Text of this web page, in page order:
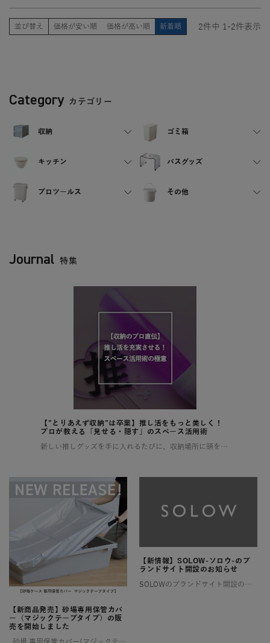
並び替え 価格が安い順 価格が高い順 新着順 2件中 1 -2件表示
Category カテゴリー
収納 ゴミ箱
キッチン バスグッズ
プロツールス その他
Journal 特集
【”とりあえず収納”は卒業】推し活をもっと美しく！
プロが教える「見せる・隠す」のスペース活用術
新しい推しグッズを手に入れるたびに、収納場所に頭を悩ませていませんか？ 増え続けるコレクションで部屋が散らかり、せっかくの推し活もなんだか落ち着かない…そんな経験、きっと多くの「推し」を持つ方がされているはずです。 この […]
【新商品発売】砂場専用保管カバ
ー（マジックテープタイプ）の販
売を開始しました
【新情報】SOLOW-ソロウ-のブ
ランドサイト開設のお知らせ
SOLOWのブランドサイト開設のお知らせ そろう、整う、満たされる 憧れるけれど、なかなか実現しない理想の暮らし。 そんな想いに寄り添い、 SOLOWが理想を叶えるお手伝いをします。 一つひとつ揃えるたびに住まいが整い、 […]